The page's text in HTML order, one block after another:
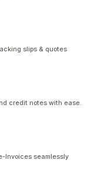
slips & quotes
credit notes with ease.
Invoices seamlessly